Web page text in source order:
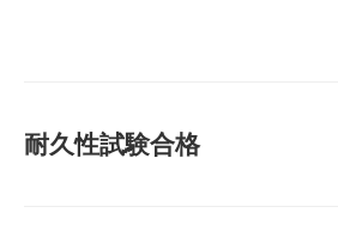
耐久性試験合格